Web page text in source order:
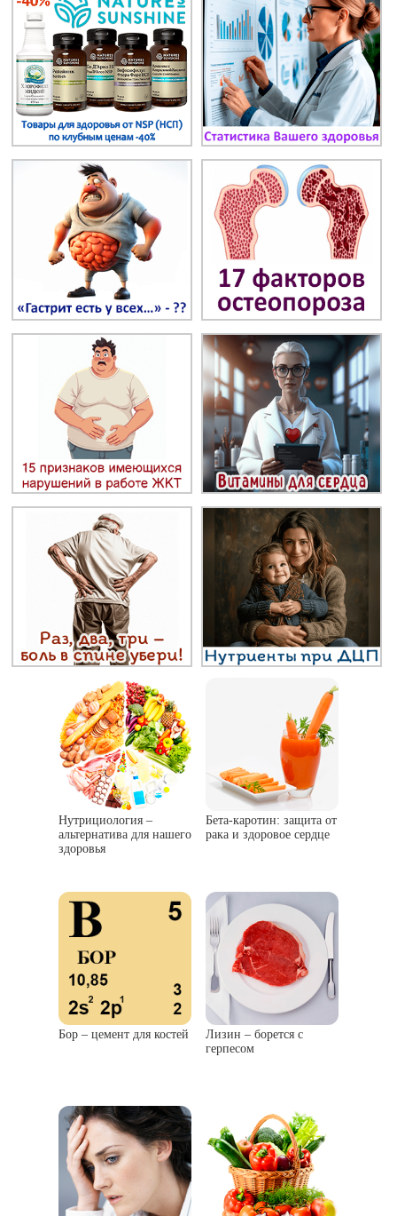
Нутрициология –
альтернатива для нашего
здоровья
Бета-каротин: защита от
рака и здоровое сердце
Бор – цемент для костей
Лизин – борется с
герпесом